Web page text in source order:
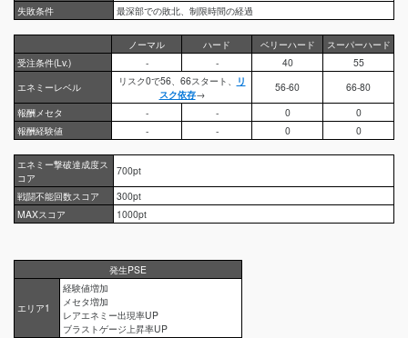
失敗条件
最深部での敗北、制限時間の経過
ノーマル ハード ベリーハード
スーパーハード
受注条件(Lv.)
- - 40
55
エネミーレベル
リスク0で56、66スタート、
リ
スク依存→
56-60
66-80
報酬メセタ
- - 0
0
報酬経験値
- - 0 0
エネミー撃破達成度ス
コア
700pt
戦闘不能回数スコア
300pt
MAXスコア
1000pt
発生PSE
エリア1
経験値増加
メセタ増加
レアエネミー出現率UP
ブラストゲージ上昇率UP